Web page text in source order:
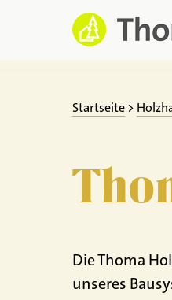
Startseite >
Die Thoma
unseres